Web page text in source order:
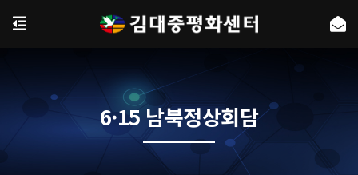
6·15 남북정상회담